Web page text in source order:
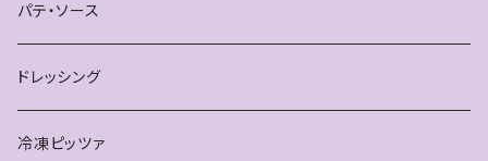
パテ・ソース
ドレッシング
冷凍ピッツァ